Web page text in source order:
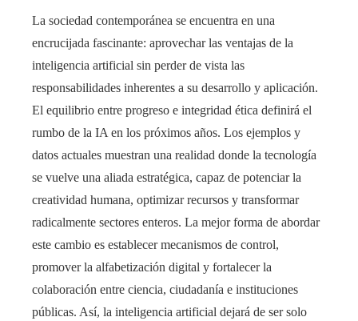
La sociedad contemporánea se encuentra en una
encrucijada fascinante: aprovechar las ventajas de la
inteligencia artificial sin perder de vista las
responsabilidades inherentes a su desarrollo y aplicación.
El equilibrio entre progreso e integridad ética definirá el
rumbo de la IA en los próximos años. Los ejemplos y
datos actuales muestran una realidad donde la tecnología
se vuelve una aliada estratégica, capaz de potenciar la
creatividad humana, optimizar recursos y transformar
radicalmente sectores enteros. La mejor forma de abordar
este cambio es establecer mecanismos de control,
promover la alfabetización digital y fortalecer la
colaboración entre ciencia, ciudadanía e instituciones
públicas. Así, la inteligencia artificial dejará de ser solo